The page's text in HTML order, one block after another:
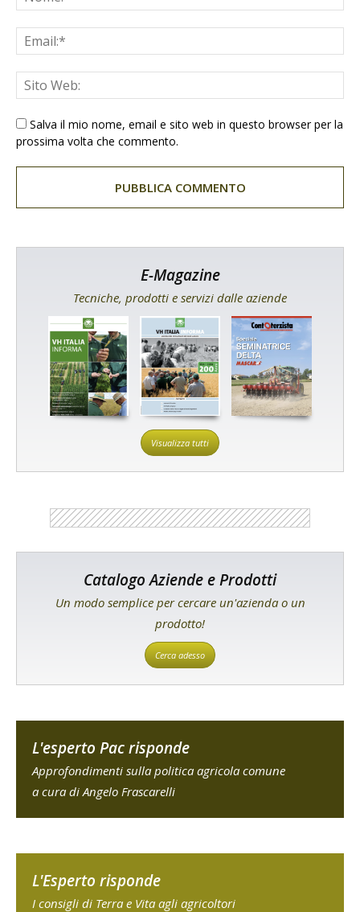
Salva il mio nome, email e sito web in questo browser per la
prossima volta che commento.
E-Magazine
Tecniche, prodotti e servizi dalle aziende
Visualizza tutti
Catalogo Aziende e Prodotti
Un modo semplice per cercare un'azienda o un
prodotto!
Cerca adesso
L'esperto Pac risponde
Approfondimenti sulla politica agricola comune
a cura di Angelo Frascarelli
L'Esperto risponde
I consigli di Terra e Vita agli agricoltori